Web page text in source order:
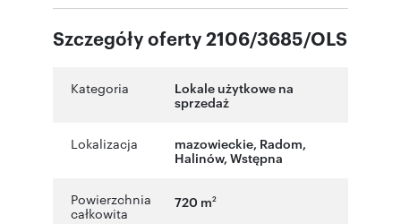
Szczegóły oferty 2106/3685/OLS
Kategoria
Lokale użytkowe na
sprzedaż
Lokalizacja mazowieckie, Radom,
Halinów, Wstępna
Powierzchnia
całkowita
720 m2